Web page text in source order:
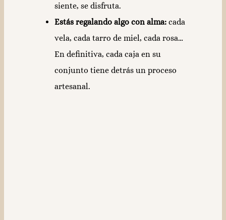
siente, se disfruta.
Estás regalando algo con alma: cada
vela, cada tarro de miel, cada rosa…
En definitiva, cada caja en su
conjunto tiene detrás un proceso
artesanal.